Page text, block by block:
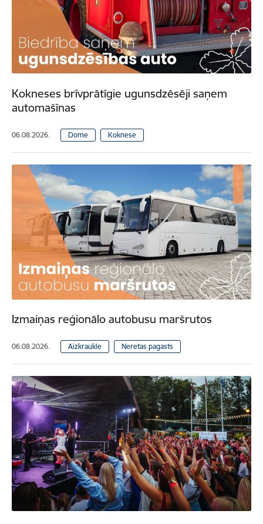
Kokneses brīvprātīgie ugunsdzēsēji saņem
automašīnas
06.08.2026. Dome Koknese
Izmaiņas reģionālo autobusu maršrutos
06.08.2026. Aizkraukle Neretas pagasts